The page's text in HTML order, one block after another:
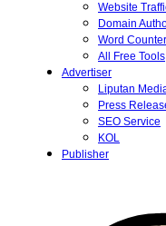
Website
Domain
Word
All Free Tools
Advertiser
Liputan
Press
SEO Service
KOL
Publisher